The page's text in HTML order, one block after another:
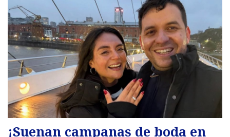
¡Suenan campanas de boda en